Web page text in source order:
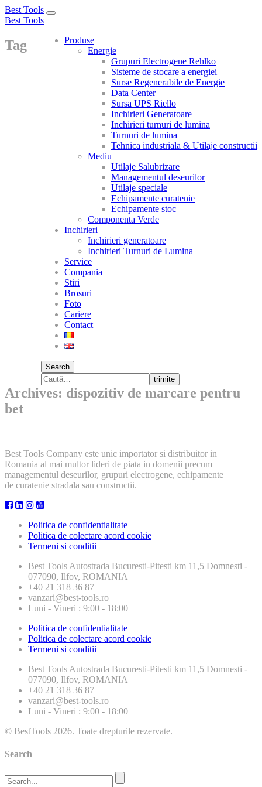
Best Tools
Toggle
Best Tools
Produse
Energie
Grupuri Electrogene Rehlko
Sisteme de stocare a energiei
Surse Regenerabile de Energie
Data Center
Sursa UPS Riello
Inchirieri Generatoare
Inchirieri turnuri de lumina
Turnuri de lumina
Tehnica industriala & Utilaje constructii
Mediu
Utilaje Salubrizare
Managementul deseurilor
Utilaje speciale
Echipamente curatenie
Echipamente stoc
Componenta Verde
Inchirieri
Inchirieri generatoare
Inchirieri Turnuri de Lumina
Service
Compania
Stiri
Brosuri
Foto
Cariere
Contact
Search
trimite
Tag
Archives: dispozitiv de marcare pentru
bet
Best Tools Company este unic importator si distribuitor in
Romania al mai multor lideri de piata in domenii precum
managementul deseurilor, grupuri electrogene, echipamente
de curatenie stradala sau constructii.
Politica de confidentialitate
Politica de colectare acord cookie
Termeni si conditii
Best Tools Autostrada Bucuresti-Pitesti km 11,5 Domnesti -
077090, Ilfov, ROMANIA
+40 21 318 36 87
vanzari@best-tools.ro
Luni - Vineri : 9:00 - 18:00
Politica de confidentialitate
Politica de colectare acord cookie
Termeni si conditii
Best Tools Autostrada Bucuresti-Pitesti km 11,5 Domnesti -
077090, Ilfov, ROMANIA
+40 21 318 36 87
vanzari@best-tools.ro
Luni - Vineri : 9:00 - 18:00
© BestTools 2026. Toate drepturile rezervate.
Search